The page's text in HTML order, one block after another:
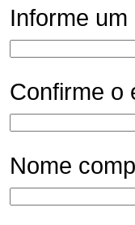
Informe
Confirme o
Nome